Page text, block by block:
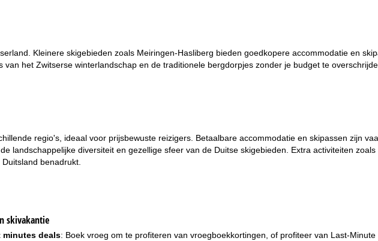
Kleinere skigebieden zoals Meiringen-Hasliberg bieden goedkopere accommodatie en
het Zwitserse winterlandschap en de traditionele bergdorpjes zonder je budget te
regio's, ideaal voor prijsbewuste reizigers. Betaalbare accommodatie en skipassen zijn
landschappelijke diversiteit en gezellige sfeer van de Duitse skigebieden. Extra activiteiten
benadrukt.
skivakantie
minutes deals: Boek vroeg om te profiteren van vroegboekkortingen , of profiteer van Last-